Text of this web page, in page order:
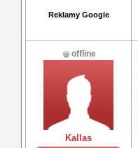
Reklamy Google
offline
Kallas